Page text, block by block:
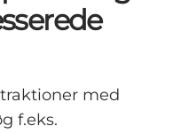
med
f.eks.